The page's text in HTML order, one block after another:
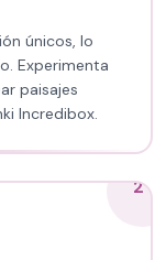
únicos, lo
Experimenta
paisajes
Incredibox.
2